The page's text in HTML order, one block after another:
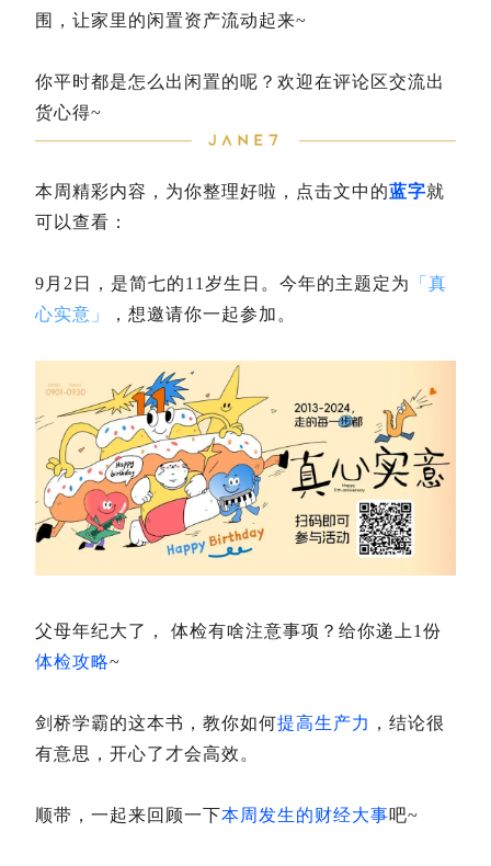
围，让家里的闲置资产流动起来~
你平时都是怎么出闲置的呢？欢迎在评论区交流出
货心得~
本周精彩内容，为你整理好啦，点击文中的蓝字就
可以查看：
9月2日，是简七的11岁生日。今年的主题定为
「真
心实意」
，想邀请你一起参加。
父母年纪大了， 体检有啥注意事项？给你递上1份
体检攻略~
剑桥学霸的这本书，教你如何提高生产力 ，结论很
有意思，开心了才会高效。
顺带，一起来回顾一下本周发生的财经大事吧~